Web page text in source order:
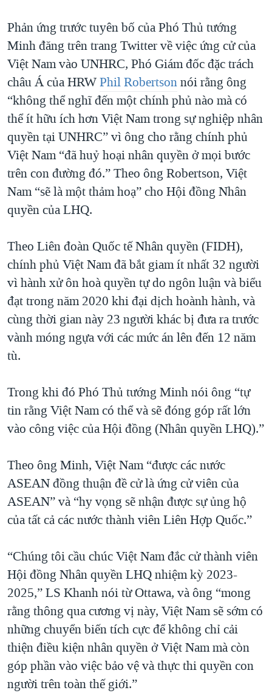
Phản ứng trước tuyên bố của Phó Thủ tướng
Minh đăng trên trang Twitter về việc ứng cử của
Việt Nam vào UNHRC, Phó Giám đốc đặc trách
châu Á của HRWPhil Robertsonnói rằng ông
“không thể nghĩ đến một chính phủ nào mà có
thể ít hữu ích hơn Việt Nam trong sự nghiệp nhân
quyền tại UNHRC” vì ông cho rằng chính phủ
Việt Nam “đã huỷ hoại nhân quyền ở mọi bước
trên con đường đó.” Theo ông Robertson, Việt
Nam “sẽ là một thảm hoạ” cho Hội đồng Nhân
quyền của LHQ.
Theo Liên đoàn Quốc tế Nhân quyền (FIDH),
chính phủ Việt Nam đã bắt giam ít nhất 32 người
vì hành xử ôn hoà quyền tự do ngôn luận và biểu
đạt trong năm 2020 khi đại dịch hoành hành, và
cùng thời gian này 23 người khác bị đưa ra trước
vành móng ngựa với các mức án lên đến 12 năm
tù.
Trong khi đó Phó Thủ tướng Minh nói ông “tự
tin rằng Việt Nam có thể và sẽ đóng góp rất lớn
vào công việc của Hội đồng (Nhân quyền LHQ).”
Theo ông Minh, Việt Nam “được các nước
ASEAN đồng thuận đề cử là ứng cử viên của
ASEAN” và “hy vọng sẽ nhận được sự ủng hộ
của tất cả các nước thành viên Liên Hợp Quốc.”
“Chúng tôi cầu chúc Việt Nam đắc cử thành viên
Hội đồng Nhân quyền LHQ nhiệm kỳ 2023-
2025,” LS Khanh nói từ Ottawa, và ông “mong
rằng thông qua cương vị này, Việt Nam sẽ sớm có
những chuyển biến tích cực để không chỉ cải
thiện điều kiện nhân quyền ở Việt Nam mà còn
góp phần vào việc bảo vệ và thực thi quyền con
người trên toàn thế giới.”